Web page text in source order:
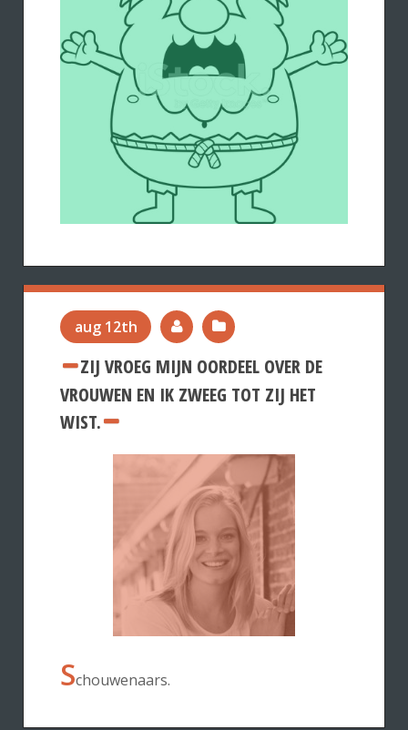
aug 12th
ZIJ VROEG MIJN OORDEEL OVER DE
VROUWEN EN IK ZWEEG TOT ZIJ HET
WIST.
Schouwenaars.